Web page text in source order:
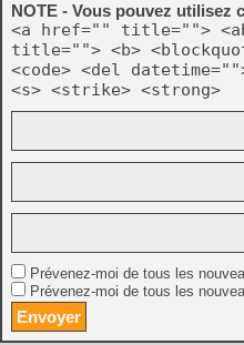
NOTE - Vous pouvez utilisez
<a href="" title="">
title=""> <b>
<code> <del
<s> <strike> <strong>
Prévenez-moi de tous les
Prévenez-moi de tous les